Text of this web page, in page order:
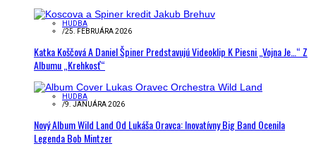
HUDBA
/25. FEBRUÁRA 2026
Katka Koščová A Daniel Špiner Predstavujú Videoklip K Piesni „Vojna Je…“ Z
Albumu „Krehkosť“
HUDBA
/9. JANUÁRA 2026
Nový Album Wild Land Od Lukáša Oravca: Inovatívny Big Band Ocenila
Legenda Bob Mintzer